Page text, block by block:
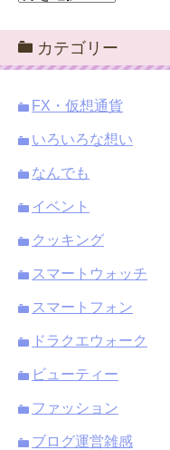
カ
イ
ブ
カテゴリー
FX・仮想通貨
いろいろな想い
なんでも
イベント
クッキング
スマートウォッチ
スマートフォン
ドラクエウォーク
ビューティー
ファッション
ブログ運営雑感